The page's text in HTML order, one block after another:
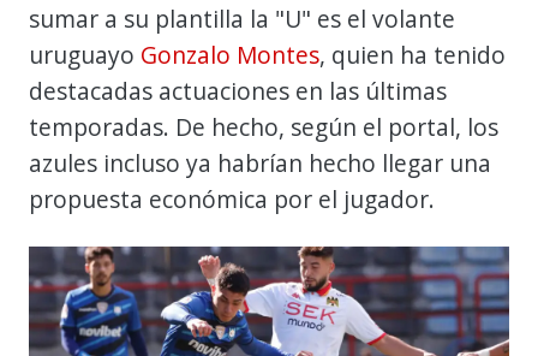
sumar a su plantilla la "U" es el volante
uruguayo Gonzalo Montes, quien ha tenido
destacadas actuaciones en las últimas
temporadas. De hecho, según el portal, los
azules incluso ya habrían hecho llegar una
propuesta económica por el jugador.